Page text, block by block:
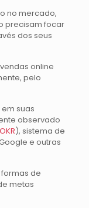
no mercado,
precisam focar
dos seus
online
pelo
suas
observado
), sistema de
e outras
de
metas